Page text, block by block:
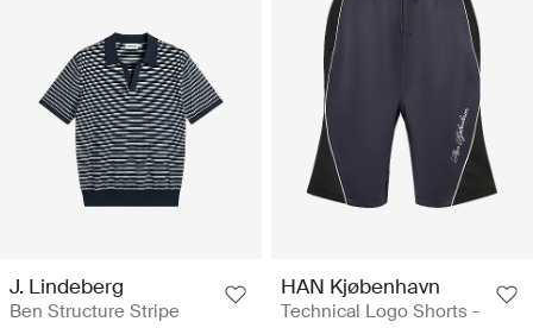
J. Lindeberg
Ben Structure Stripe
HAN Kjøbenhavn
Technical Logo Shorts -